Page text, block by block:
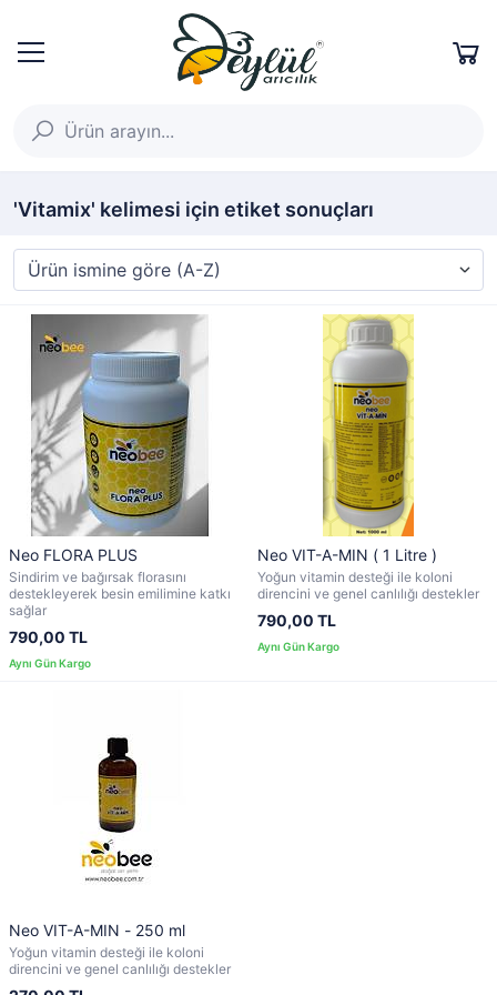
'Vitamix' kelimesi için etiket sonuçları
Neo FLORA PLUS
Sindirim ve bağırsak florasını
destekleyerek besin emilimine katkı
sağlar
790,00 TL
Neo VIT-A-MIN ( 1 Litre )
Yoğun vitamin desteği ile koloni
direncini ve genel canlılığı destekler
790,00 TL
Neo VIT-A-MIN - 250 ml
Yoğun vitamin desteği ile koloni
direncini ve genel canlılığı destekler